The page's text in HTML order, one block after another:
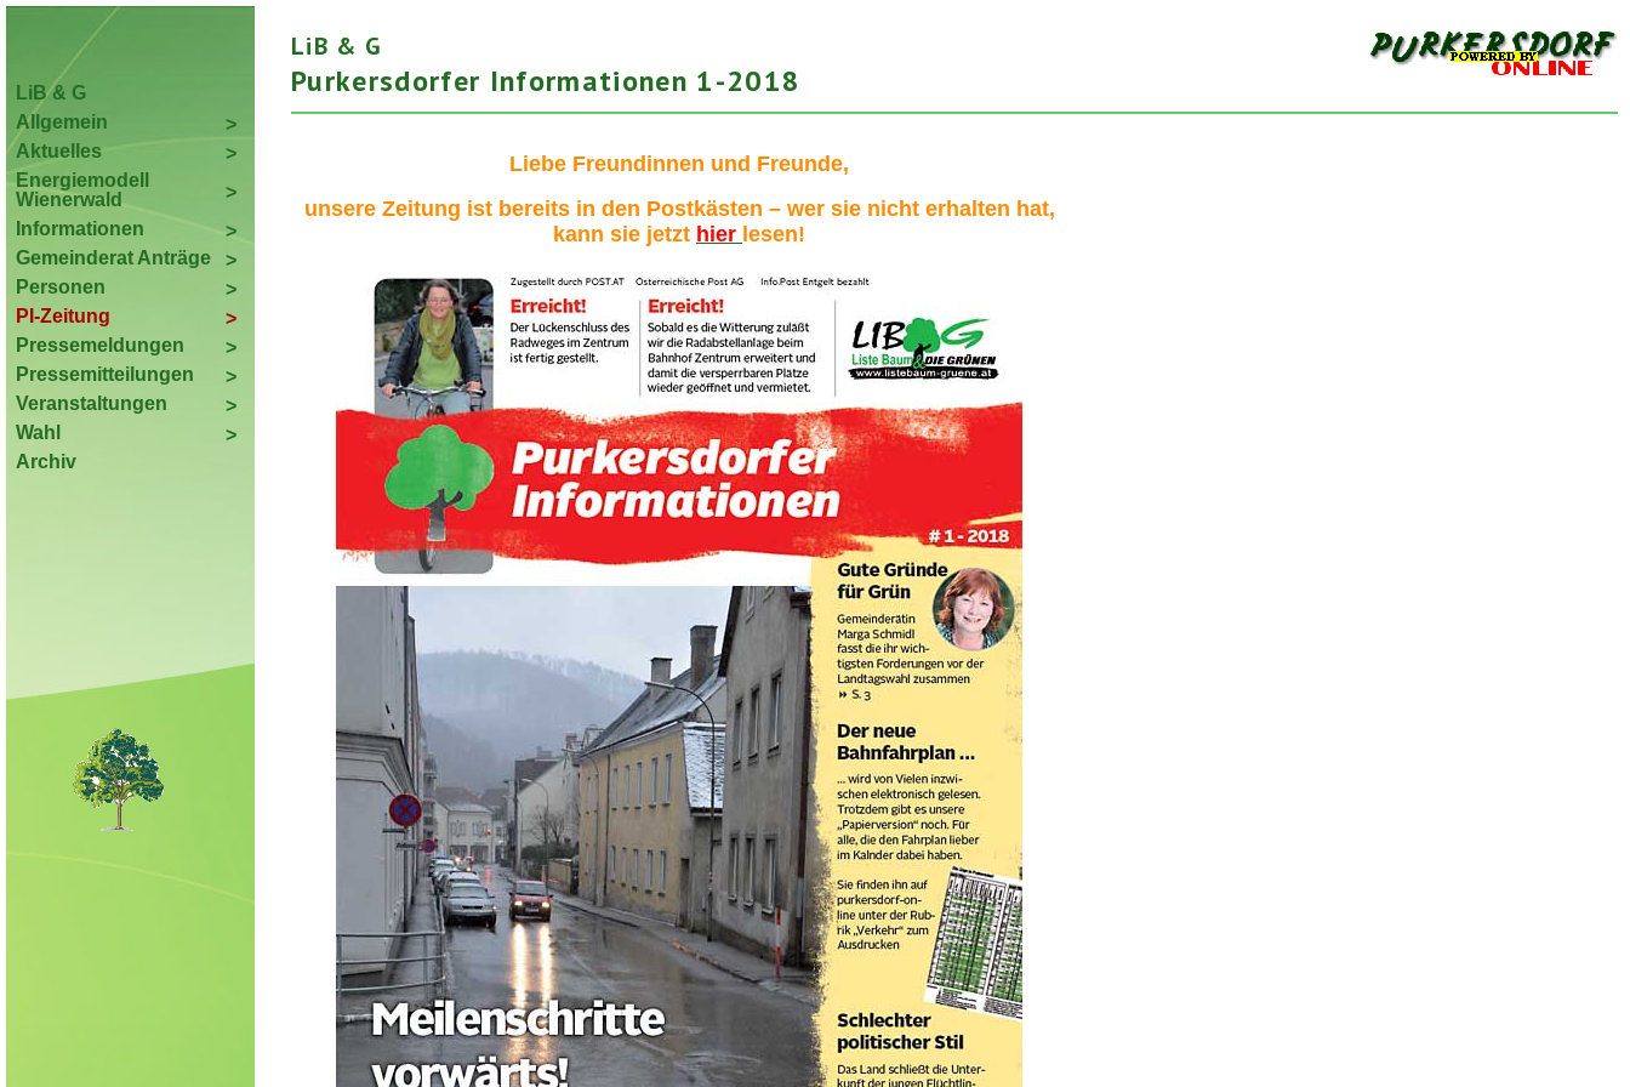
LiB & G
Purkersdorfer Informationen 1-2018
Liebe Freundinnen und Freunde,
unsere Zeitung ist bereits in den Postkästen – wer sie nicht erhalten hat,
kann sie jetzt hier lesen!
LiB & G
Allgemein
Aktuelles
Energiemodell
Wienerwald
Informationen
Gemeinderat Anträge
Personen
PI-Zeitung
Pressemeldungen
Pressemitteilungen
Veranstaltungen
Wahl
Archiv